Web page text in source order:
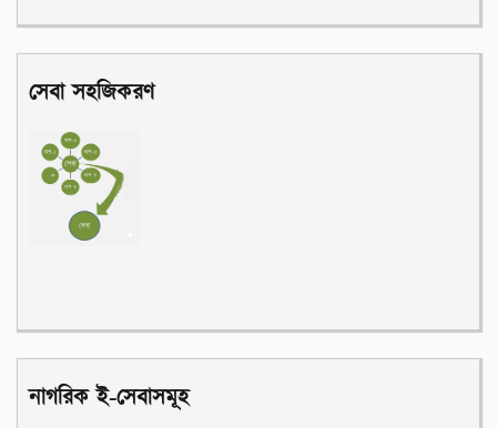
সেবা সহজিকরণ
নাগরিক ই-সেবাসমূহ